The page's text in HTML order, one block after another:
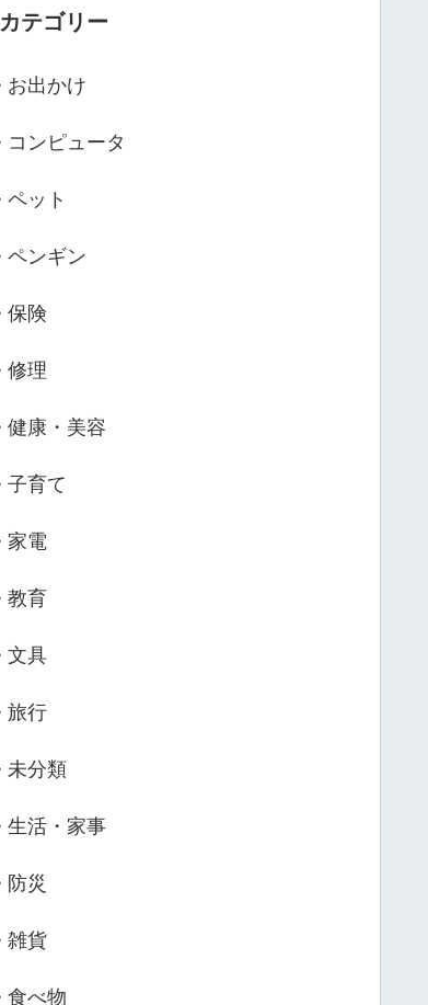
カテゴリー
お出かけ
コンピュータ
ペット
ペンギン
保険
修理
健康・美容
子育て
家電
教育
文具
旅行
未分類
生活・家事
防災
雑貨
食べ物